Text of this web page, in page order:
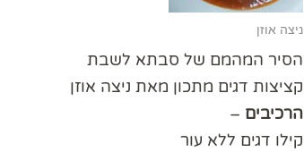
ניצה אוזן
הסיר המהמם של סבתא לשבת
קציצות דגים מתכון מאת ניצה אוזן
הרכיבים –
קילו דגים ללא עור